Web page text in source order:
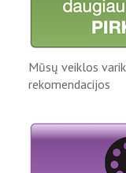
Mūsų veiklos
rekomendacijos